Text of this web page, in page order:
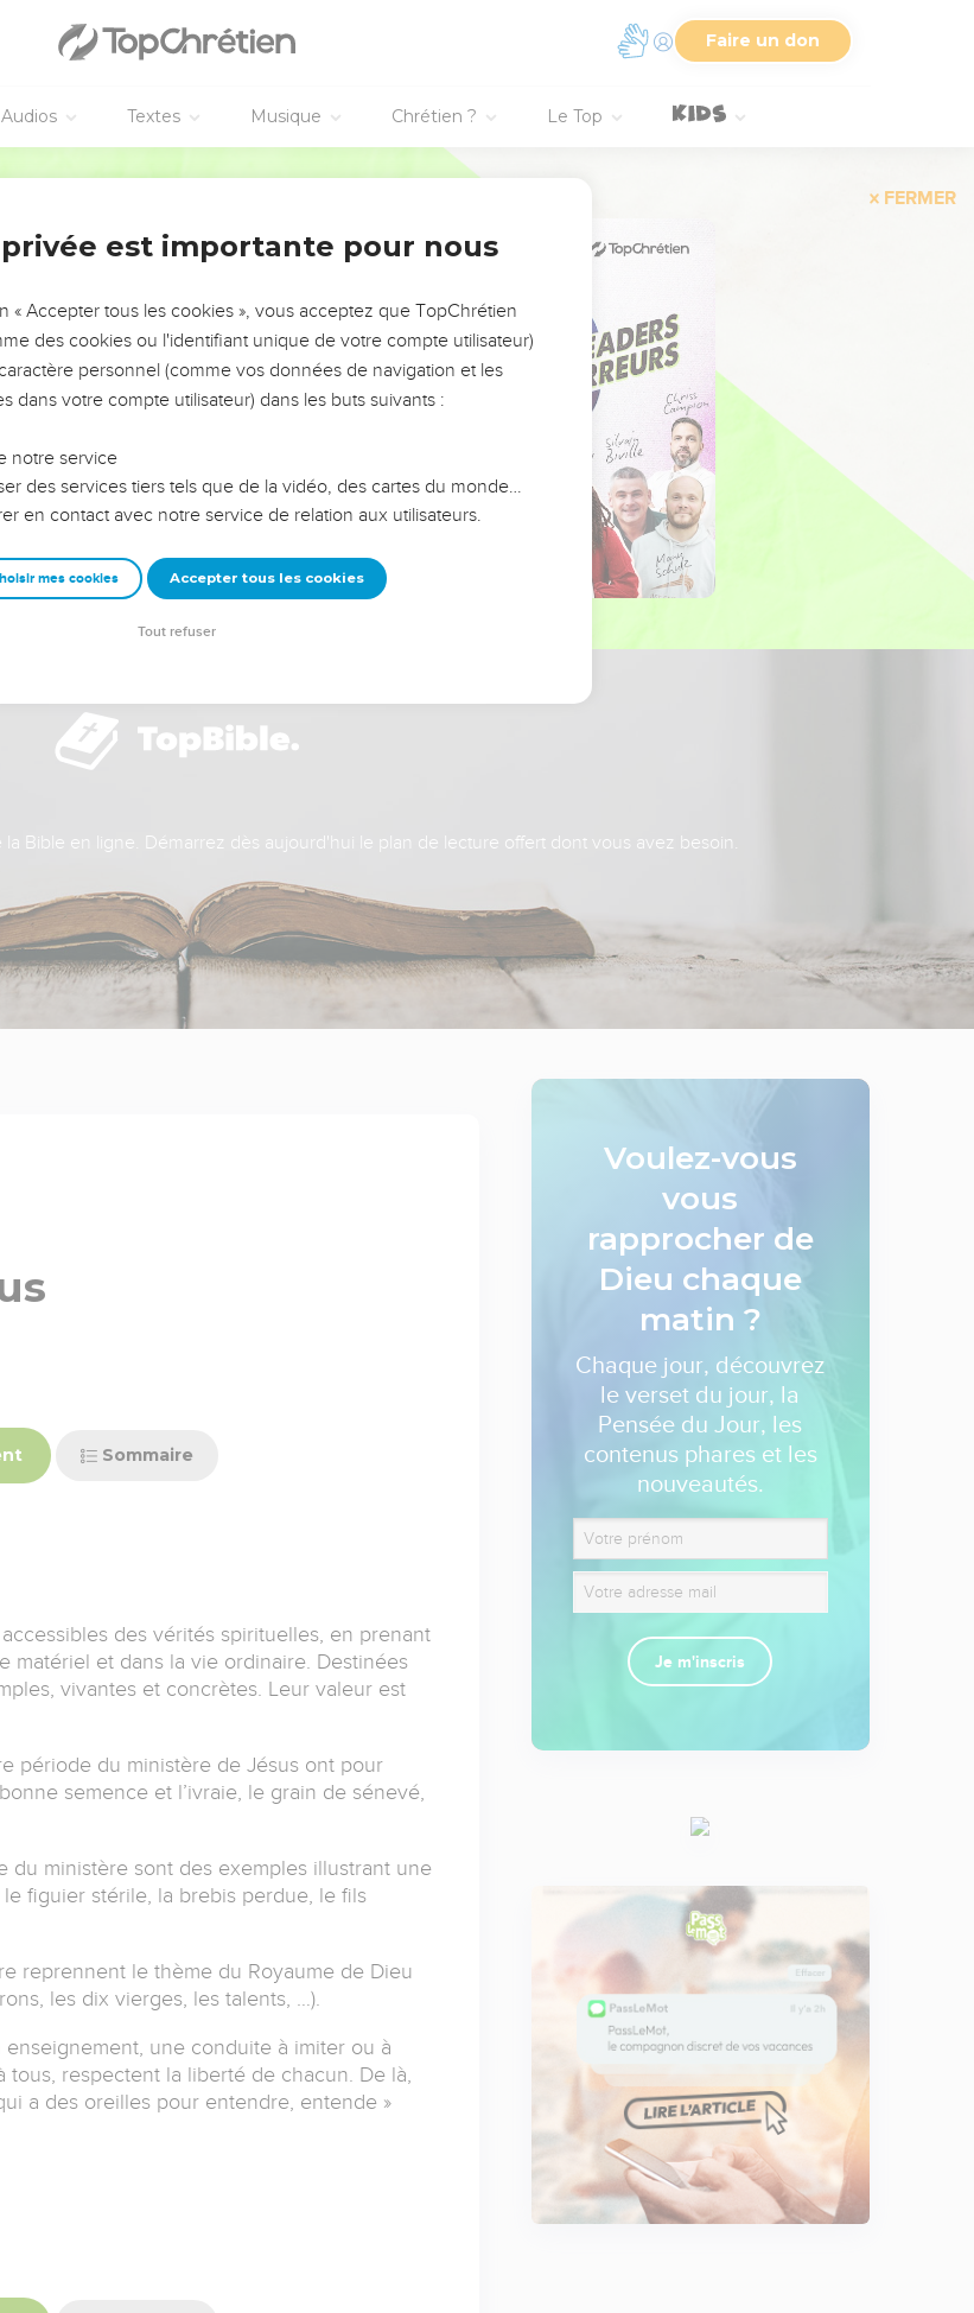
Faire un don
Audios Textes Musique Chrétien ? Le Top
FERMER
DE L’ANNÉE !
?
leur foi ou leur vision. Mais on voit
traversés, alors même que ce sont
reviennent sur les erreurs
plus de sagesse afin que leurs erreurs
équipe, un groupe ou une famille,
Bible en ligne. Démarrez dès aujourd'hui le plan de lecture offert dont vous avez besoin.
Sommaire
des vérités spirituelles, en prenant
matériel et dans la vie ordinaire. Destinées
vivantes et concrètes. Leur valeur est
période du ministère de Jésus ont pour
semence et l’ivraie, le grain de sénevé,
du ministère sont des exemples illustrant une
figuier stérile, la brebis perdue, le fils
reprennent le thème du Royaume de Dieu
les dix vierges, les talents, …).
une conduite à imiter ou à
tous, respectent la liberté de chacun. De là,
a des oreilles pour entendre, entende »
Voulez-vous
vous
rapprocher de
Dieu chaque
matin ?
Chaque jour, découvrez
le verset du jour, la
Pensée du Jour, les
contenus phares et les
nouveautés.
Je m'inscris
est importante pour nous
« Accepter tous les cookies », vous acceptez que TopChrétien
des cookies ou l'identifiant unique de votre compte utilisateur)
personnel (comme vos données de navigation et les
dans votre compte utilisateur) dans les buts suivants :
notre service
des services tiers tels que de la vidéo, des cartes du monde…
en contact avec notre service de relation aux utilisateurs.
mes cookies Accepter tous les cookies
Tout refuser